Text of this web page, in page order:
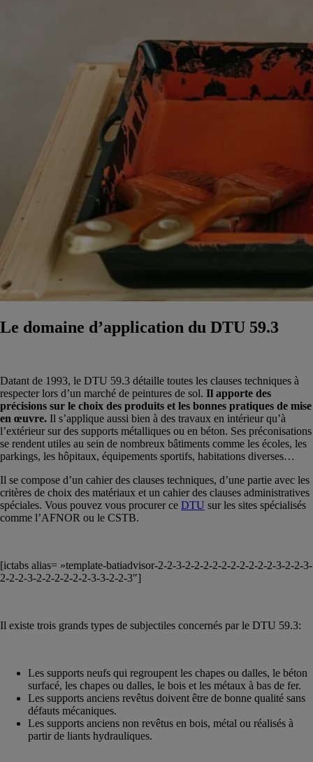
Le domaine d’application du DTU 59.3
Datant de 1993, le DTU 59.3 détaille toutes les clauses techniques à
respecter lors d’un marché de peintures de sol. Il apporte des
précisions sur le choix des produits et les bonnes pratiques de mise
en œuvre. Il s’applique aussi bien à des travaux en intérieur qu’à
l’extérieur sur des supports métalliques ou en béton. Ses préconisations
se rendent utiles au sein de nombreux bâtiments comme les écoles, les
parkings, les hôpitaux, équipements sportifs, habitations diverses…
Il se compose d’un cahier des clauses techniques, d’une partie avec les
critères de choix des matériaux et un cahier des clauses administratives
spéciales. Vous pouvez vous procurer ce DTU sur les sites spécialisés
comme l’AFNOR ou le CSTB.
[ictabs alias= »template-batiadvisor-2-2-3-2-2-2-2-2-2-2-2-2-2-3-2-2-3-
2-2-2-3-2-2-2-2-2-2-3-3-2-2-3″]
Il existe trois grands types de subjectiles concernés par le DTU 59.3:
Les supports neufs qui regroupent les chapes ou dalles, le béton
surfacé, les chapes ou dalles, le bois et les métaux à bas de fer.
Les supports anciens revêtus doivent être de bonne qualité sans
défauts mécaniques.
Les supports anciens non revêtus en bois, métal ou réalisés à
partir de liants hydrauliques.